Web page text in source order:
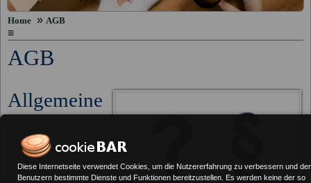
Home » AGB
≡
AGB
Allgemeine
Diese Internetseite verwendet Cookies, um die Nutzererfahrung zu verbessern und
Benutzern bestimmte Dienste und Funktionen bereitzustellen. Es werden keine der so